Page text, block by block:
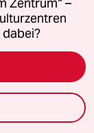
Zentrum“ –